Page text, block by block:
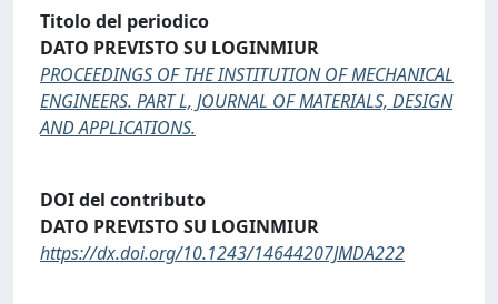
Titolo del periodico
DATO PREVISTO SU LOGINMIUR
PROCEEDINGS OF THE INSTITUTION OF MECHANICAL
ENGINEERS. PART L, JOURNAL OF MATERIALS, DESIGN
AND APPLICATIONS.
DOI del contributo
DATO PREVISTO SU LOGINMIUR
https://dx.doi.org/10.1243/14644207JMDA222